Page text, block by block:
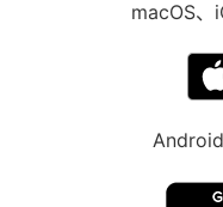
macOS、
Android